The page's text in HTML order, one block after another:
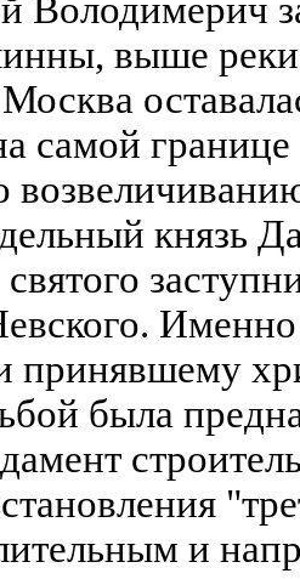
Володимерич
выше
самой
князь
была
и